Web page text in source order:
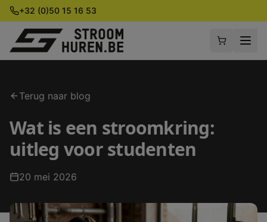
+32 (0)50 15 16 53
Terug naar blog
Wat is een stroomkring:
uitleg voor studenten
20 mei 2026